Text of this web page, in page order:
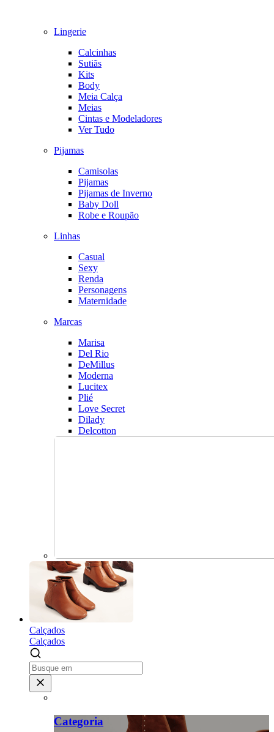
Lingerie
Calcinhas
Sutiãs
Kits
Body
Meia Calça
Meias
Cintas e Modeladores
Ver Tudo
Pijamas
Camisolas
Pijamas
Pijamas de Inverno
Baby Doll
Robe e Roupão
Linhas
Casual
Sexy
Renda
Personagens
Maternidade
Marcas
Marisa
Del Rio
DeMillus
Moderna
Lucitex
Plié
Love Secret
Dilady
Delcotton
Calçados
Calçados
Categoria